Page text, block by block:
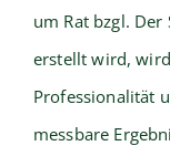
um Rat bzgl.
erstellt wird,
Professionalität
messbare